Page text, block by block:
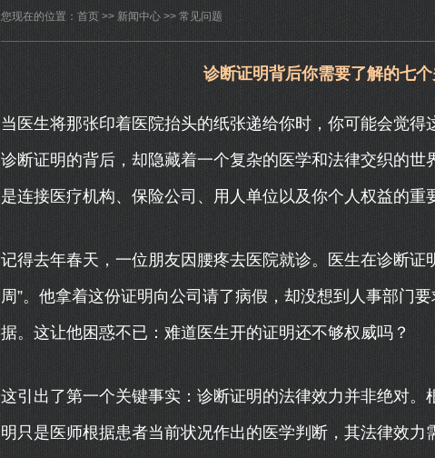
行业资讯
常见问题
您现在的位置： 首页 >> 新闻中心 >> 常见问题
诊断证明背后你需要了解的七
当医生将那张印着医院抬头的纸张递给你时，你可能会觉得
诊断证明的背后，却隐藏着一个复杂的医学和法律交织的世
是连接医疗机构、保险公司、用人单位以及你个人权益的重
记得去年春天，一位朋友因腰疼去医院就诊。医生在诊断证
周”。他拿着这份证明向公司请了病假，却没想到人事部门
据。这让他困惑不已：难道医生开的证明还不够权威吗？
这引出了第一个关键事实：诊断证明的法律效力并非绝对。
明只是医师根据患者当前状况作出的医学判断，其法律效力